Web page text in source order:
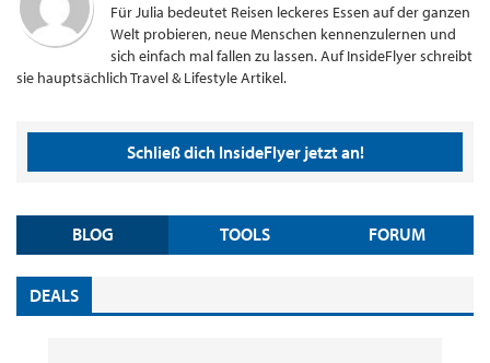
Für Julia bedeutet Reisen leckeres Essen auf der ganzen
Welt probieren, neue Menschen kennenzulernen und
sich einfach mal fallen zu lassen. Auf InsideFlyer schreibt
sie hauptsächlich Travel & Lifestyle Artikel.
Schließ dich InsideFlyer jetzt an!
BLOG TOOLS FORUM
DEALS